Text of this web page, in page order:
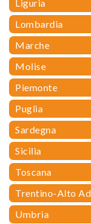
Liguria
Lombardia
Marche
Molise
Piemonte
Puglia
Sardegna
Sicilia
Toscana
Trentino-Alto
Umbria